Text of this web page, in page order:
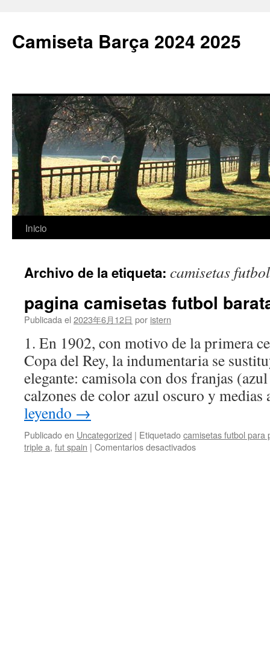
Camiseta Barça 2024 2025
Saltar
contenido
Inicio
Archivo de la etiqueta: camisetas
pagina camisetas futbol
Publicada el 2023年6月12日 por istern
1. En 1902, con motivo de la primera
Copa del Rey, la indumentaria se
elegante: camisola con dos franjas
calzones de color azul oscuro y
leyendo →
Publicado en Uncategorized | Etiquetadocamisetas futbol para
triple a, fut spain | Comentarios desactivadosen